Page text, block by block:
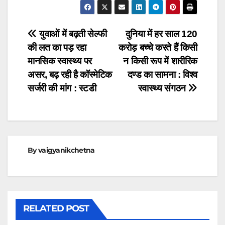
Post
navigation
दुनिया में हर साल 120
करोड़ बच्चे करते हैं किसी
न किसी रूप में शारीरिक
दण्ड का सामना : विश्व
स्वास्थ्य संगठन
युवाओं में बढ़ती सेल्फी
की लत का पड़ रहा
मानसिक स्वास्थ्य पर
असर, बढ़ रही है कॉस्मेटिक
सर्जरी की मांग : स्टडी
Byvaigyanikchetna
RELATED POST